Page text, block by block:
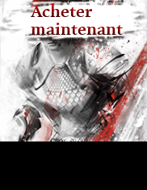
Acheter
maintenant